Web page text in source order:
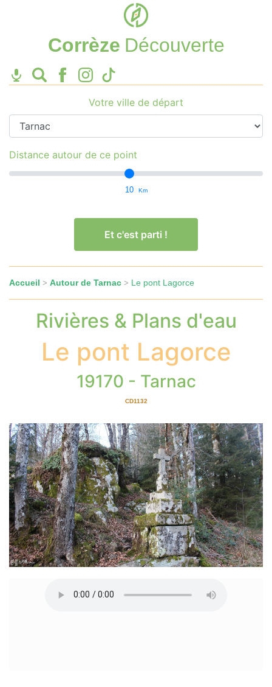
Corrèze Découverte
Votre ville de départ
Distance autour de ce point
10 Km
Et c'est parti !
Accueil > Autour de Tarnac > Le pont Lagorce
Rivières & Plans d'eau
Le pont Lagorce
19170 - Tarnac
CD1132